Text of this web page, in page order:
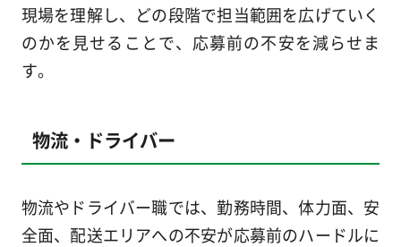
現場を理解し、どの段階で担当範囲を広げていく
のかを見せることで、応募前の不安を減らせま
す。
物流・ドライバー
物流やドライバー職では、勤務時間、体力面、安
全面、配送エリアへの不安が応募前のハードルに